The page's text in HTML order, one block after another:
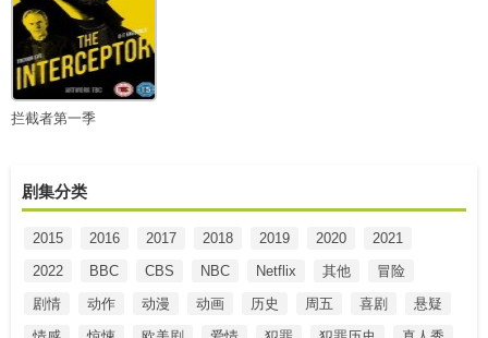
拦截者第一季
剧集分类
2015 2016 2017 2018 2019 2020
2021
2022
BBC CBS NBC Netflix 其他
冒险
剧情
动作 动漫 动画 历史 周五 喜剧
悬疑